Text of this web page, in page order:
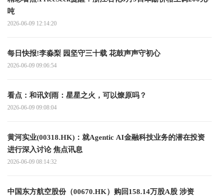
吨
2026-06-09 12:14:20
每日快报!李淼梨 园坚守三十载 花鼓声声守初心
2026-06-09 09:06:54
看点：和讯刘雨：星星之火，可以燎原吗？
2026-06-09 09:08:04
黄河实业(00318.HK)：就Agentic AI金融科技业务的潜在投资
进行深入讨论 焦点讯息
2026-06-09 08:14:32
中国东方航空股份（00670.HK）购回158.14万股A股 涉资